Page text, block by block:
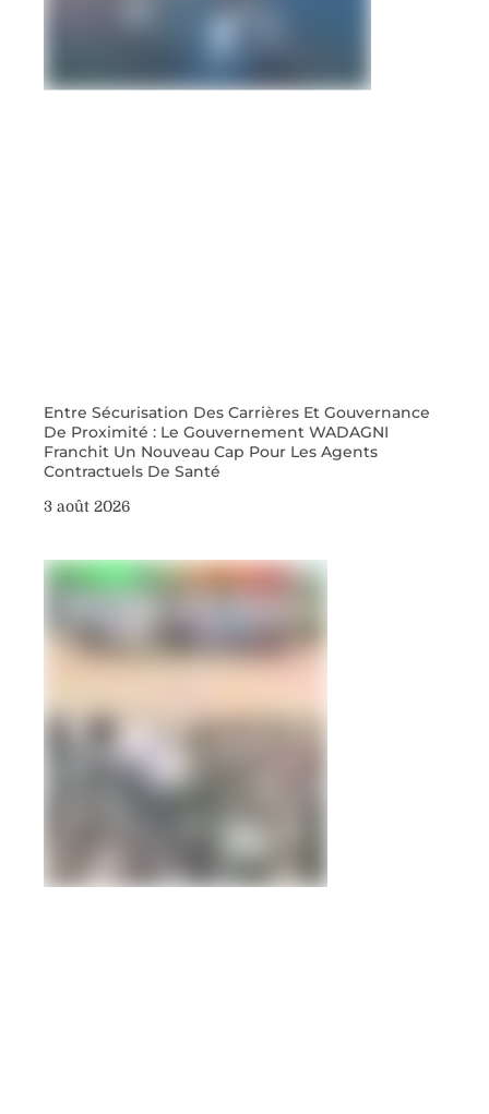
Entre Sécurisation Des Carrières Et Gouvernance
De Proximité : Le Gouvernement WADAGNI
Franchit Un Nouveau Cap Pour Les Agents
Contractuels De Santé
3 août 2026